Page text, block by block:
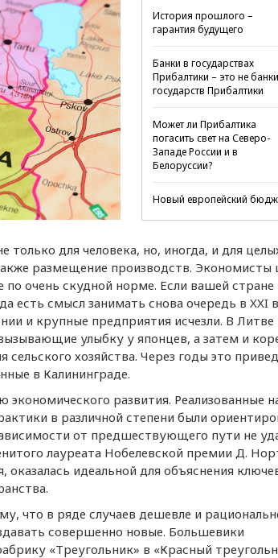
История прошлого –
гарантия будущего
Банки в государствах
Прибалтики – это не банки
государств Прибалтики
Может ли Прибалтика
погасить свет на Северо-
Западе России и в
Белоруссии?
Новый европейский
только для человека, но, иногда, и для
размещение производств. Экономисты
очень скудной норме. Если вашей стране
есть смысл занимать снова очередь в XXI
и крупные предприятия исчезли. В Литве
улыбку у японцев, а затем и
хозяйства. Через годы это
в Калининграде.
развития. Реализованные
в различной степени были
от предшествующего пути не
лауреата Нобелевской премии Д.
идеальной для объяснения
что в ряде случаев дешевле и
совершенно новые. Большевики
«Треугольник» в «Красный